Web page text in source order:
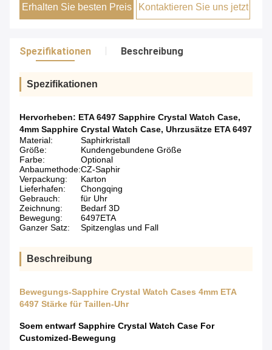
Erhalten Sie besten Preis Kontaktieren Sie uns jetzt
Spezifikationen Beschreibung
Spezifikationen
Hervorheben: ETA 6497 Sapphire Crystal Watch Case,
4mm Sapphire Crystal Watch Case, Uhrzusätze ETA 6497
Material:
Saphirkristall
Größe:
Kundengebundene Größe
Farbe:
Optional
Anbaumethode:CZ-Saphir
Verpackung:
Karton
Lieferhafen:
Chongqing
Gebrauch:
für Uhr
Zeichnung:
Bedarf 3D
Bewegung:
6497ETA
Ganzer Satz:
Spitzenglas und Fall
Beschreibung
Bewegungs-Sapphire Crystal Watch Cases 4mm ETA
6497 Stärke für Taillen-Uhr
Soem entwarf Sapphire Crystal Watch Case For
Customized-Bewegung